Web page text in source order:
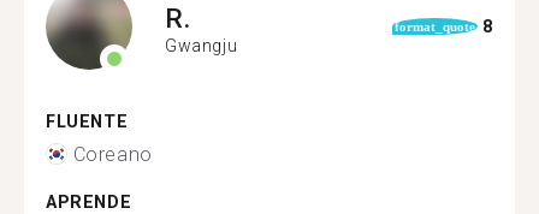
R.
Gwangju
format_quote 8
FLUENTE
Coreano
APRENDE